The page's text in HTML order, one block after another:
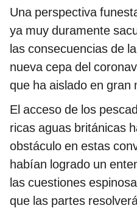
Una perspectiva
ya muy duramente
las consecuencias de
nueva cepa del
que ha aislado en gran
El acceso de los
ricas aguas británicas
obstáculo en estas
habían logrado un
las cuestiones
que las partes